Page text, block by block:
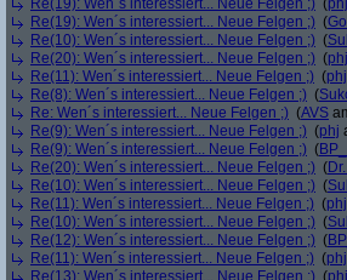
Re(19): Wen´s interessiert... Neue Felgen ;) (phj
Re(19): Wen´s interessiert... Neue Felgen ;) (
Re(10): Wen´s interessiert... Neue Felgen ;) (
Re(20): Wen´s interessiert... Neue Felgen ;) (phj
Re(11): Wen´s interessiert... Neue Felgen ;) (phj
Re(8): Wen´s interessiert... Neue Felgen ;) (
Re: Wen´s interessiert... Neue Felgen ;) (AVS
Re(9): Wen´s interessiert... Neue Felgen ;) (phj
Re(9): Wen´s interessiert... Neue Felgen ;) (
Re(20): Wen´s interessiert... Neue Felgen ;) (
Re(10): Wen´s interessiert... Neue Felgen ;) (
Re(11): Wen´s interessiert... Neue Felgen ;) (phj
Re(10): Wen´s interessiert... Neue Felgen ;) (
Re(12): Wen´s interessiert... Neue Felgen ;) (
Re(11): Wen´s interessiert... Neue Felgen ;) (phj
Re(13): Wen´s interessiert... Neue Felgen ;) (phj